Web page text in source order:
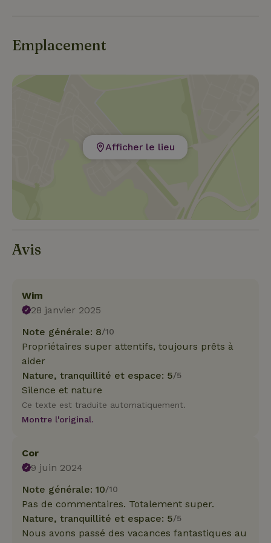
Emplacement
Afficher le lieu
Avis
Wim
28 janvier 2025
Note générale: 8/10
Propriétaires super attentifs, toujours prêts à
aider
Nature, tranquillité et espace: 5/5
Silence et nature
Ce texte est traduite automatiquement.
Montre l'original.
Cor
9 juin 2024
Note générale: 10/10
Pas de commentaires. Totalement super.
Nature, tranquillité et espace: 5/5
Nous avons passé des vacances fantastiques au